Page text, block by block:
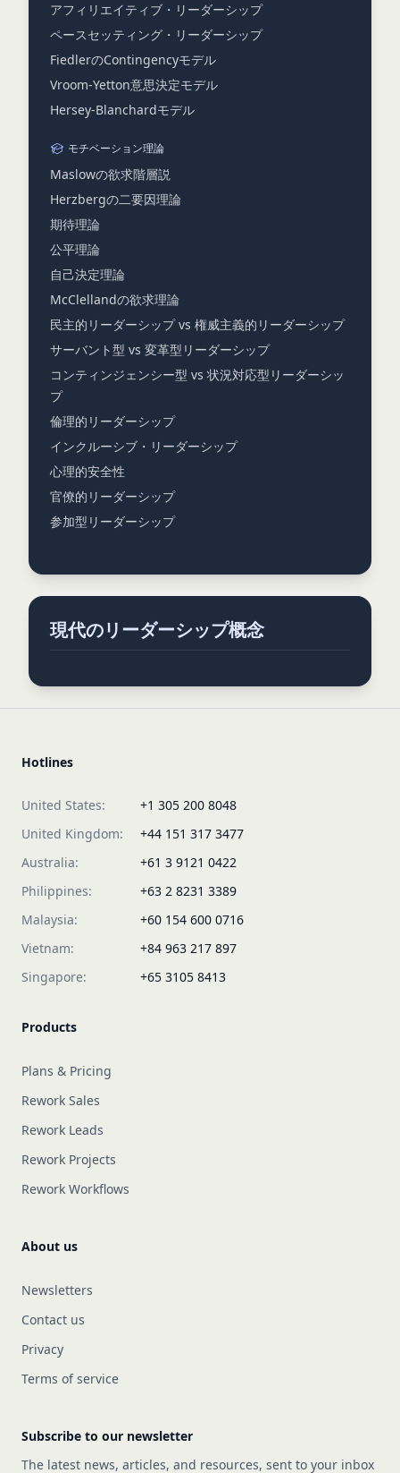
アフィリエイティブ・リーダーシップ
ペースセッティング・リーダーシップ
FiedlerのContingencyモデル
Vroom-Yetton意思決定モデル
Hersey-Blanchardモデル
モチベーション理論
Maslowの欲求階層説
Herzbergの二要因理論
期待理論
公平理論
自己決定理論
McClellandの欲求理論
民主的リーダーシップ vs 権威主義的リーダーシップ
サーバント型 vs 変革型リーダーシップ
コンティンジェンシー型 vs 状況対応型リーダーシッ
プ
倫理的リーダーシップ
インクルーシブ・リーダーシップ
心理的安全性
官僚的リーダーシップ
参加型リーダーシップ
現代のリーダーシップ概念
Hotlines
United States:
+1 305 200 8048
United Kingdom:
+44 151 317 3477
Australia:
+61 3 9121 0422
Philippines:
+63 2 8231 3389
Malaysia:
+60 154 600 0716
Vietnam:
+84 963 217 897
Singapore:
+65 3105 8413
Products
Plans & Pricing
Rework Sales
Rework Leads
Rework Projects
Rework Workflows
About us
Newsletters
Contact us
Privacy
Terms of service
Subscribe to our newsletter
The latest news, articles, and resources, sent to your inbox